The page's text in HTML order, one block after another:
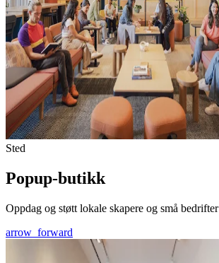
Sted
Popup-butikk
Oppdag og støtt lokale skapere og små bedrifter
arrow_forward